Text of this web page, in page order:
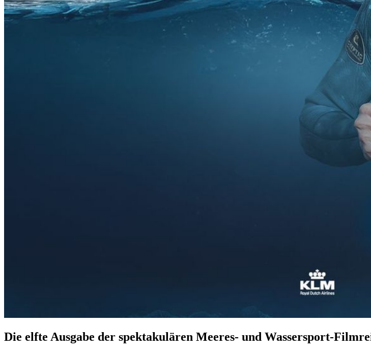
Die elfte Ausgabe der spektakulären Meeres- und Wassersport-